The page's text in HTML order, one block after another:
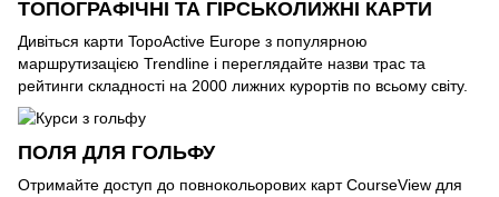
ТОПОГРАФІЧНІ ТА ГІРСЬКОЛИЖНІ КАРТИ
Дивіться карти TopoActive Europe з популярною
маршрутизацією Trendline і переглядайте назви трас та
рейтинги складності на 2000 лижних курортів по всьому світу.
ПОЛЯ ДЛЯ ГОЛЬФУ
Отримайте доступ до повнокольорових карт CourseView для